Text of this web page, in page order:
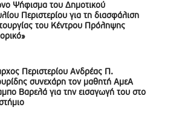
Ψήφισμα του Δημοτικού
Περιστερίου για τη διασφάλιση
του Κέντρου Πρόληψης
Περιστερίου Ανδρέας Π.
συνεχάρη τον μαθητή ΑμεΑ
Βαρελά για την εισαγωγή του στο